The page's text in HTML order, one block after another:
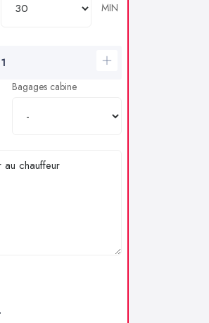
MIN
Bagages cabine